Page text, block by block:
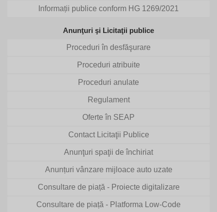
Informații publice conform HG 1269/2021
Anunţuri şi Licitaţii publice
Proceduri în desfăşurare
Proceduri atribuite
Proceduri anulate
Regulament
Oferte în SEAP
Contact Licitaţii Publice
Anunţuri spaţii de închiriat
Anunțuri vânzare mijloace auto uzate
Consultare de piață - Proiecte digitalizare
Consultare de piață - Platforma Low-Code